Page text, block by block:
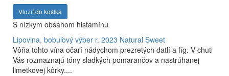
Vložiť do košíka
S nízkym obsahom histamínu
Lipovina, bobuľový výber r. 2023 Natural Sweet
Vôňa tohto vína očarí nádychom prezretých datlí a fíg. V chuti
Vás rozmaznajú tóny sladkých pomarančov a nastrúhanej
limetkovej kôrky....